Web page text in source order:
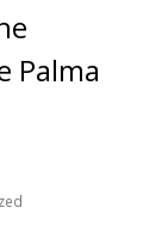
Palma